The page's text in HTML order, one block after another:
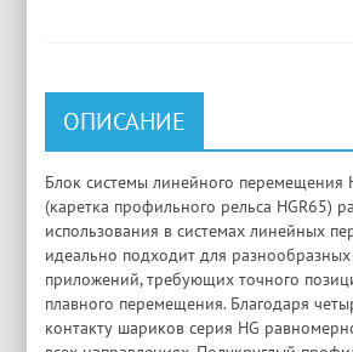
ОПИСАНИЕ
Блок системы линейного перемещения
(каретка профильного рельса HGR65)
использования в системах линейных
идеально подходит для
приложений, требующих точного
плавного перемещения. Благодаря
контакту шариков серия HG